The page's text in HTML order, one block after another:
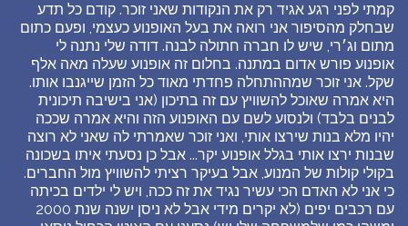
קמתי לפני רגע אגיד רק את הנקודות שאני זוכר. קודם כל תדע
שבחלק מהסיפור אני רואה את בעל האופנוע כעצמי, ופעם כתום
מתום וג׳רי, שיש לו חברה חתולה לבנה. דודה שלי נתנה לי
אופנוע פורש אדום במתנה. בחלום זה אופנוע שעלה מאה אלף
שקל. אני זוכר שמההתחלה פחדתי מאוד כל הזמן שייגנבו אותו.
היא אמרה שאוכל להשוויץ עם זה בתיכון (אני בישיבה תיכונית
לבנים בלבד) ולנסוע לשם עם האופנוע הזה והיא אמרה שככה
יהיו מלא בנות שירצו אותי, ואני זוכר שאמרתי לה שאני לא רוצה
שבנות ירצו אותי בגלל אופנוע יקר... אבל כן נסעתי איתו בשכונה
בקולי קולות של המנוע, אבל בעיקר רציתי להשוויץ מול החברים.
כי אני לא האדם הכי עשיר נגיד את זה ככה, ויש לי ילדים בכיתה
עם רכבים יפים (לא יקרים מידי אבל לא ניסן ישנה שנת 2000